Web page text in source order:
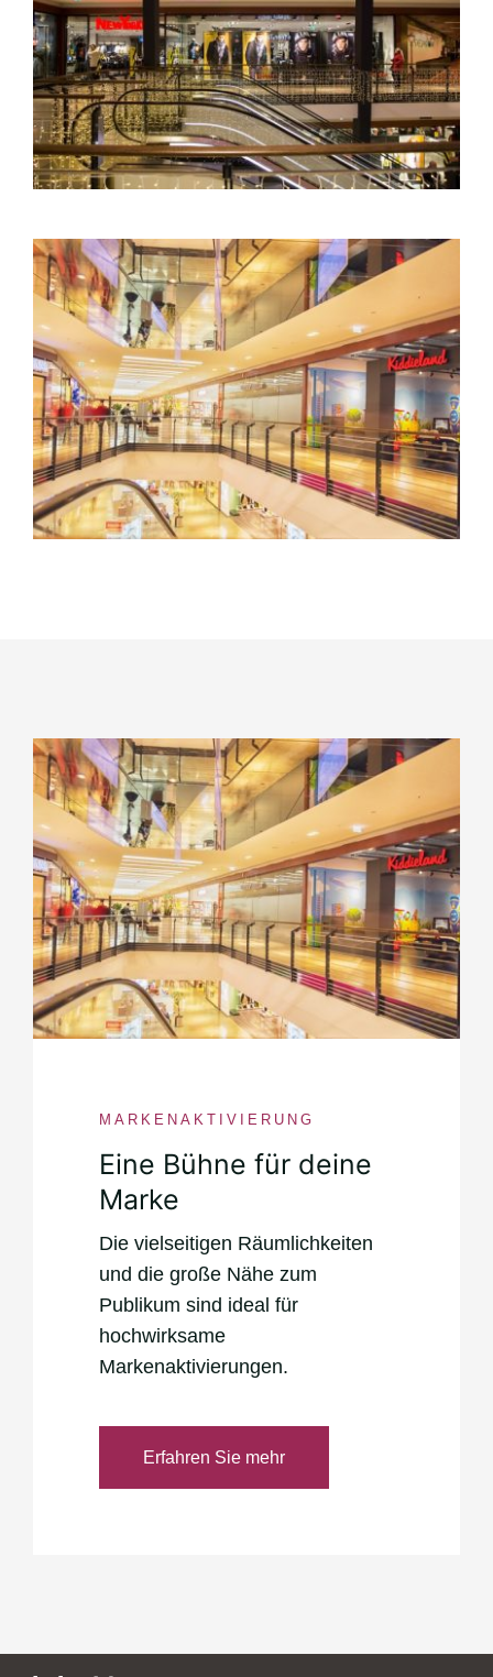
MARKENAKTIVIERUNG
Eine Bühne für deine
Marke
Die vielseitigen Räumlichkeiten
und die große Nähe zum
Publikum sind ideal für
hochwirksame
Markenaktivierungen.
Erfahren Sie mehr